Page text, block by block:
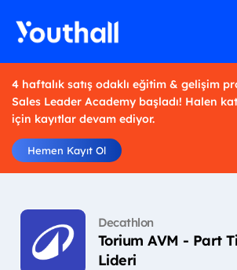
4 haftalık satış odaklı eğitim & gelişim
Sales Leader Academy başladı! Halen
için kayıtlar devam ediyor.
Hemen Kayıt Ol
Decathlon
Torium AVM - Part
Lideri